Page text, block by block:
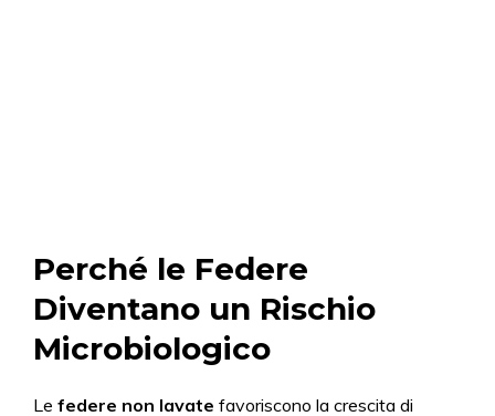
Perché le Federe
Diventano un Rischio
Microbiologico
Le federe non lavate favoriscono la crescita di